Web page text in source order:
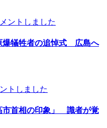
ントしました
爆犠牲者の追悼式 広島へ
トしました
市首相の印象」 識者が覚